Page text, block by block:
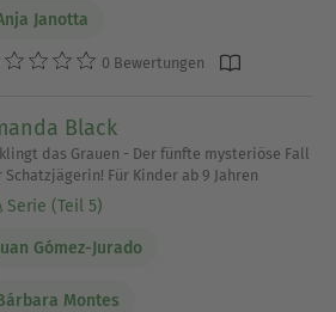
Janotta
0 Bewertungen
Black
das Grauen - Der fünfte mysteriöse Fall
Schatzjägerin! Für Kinder ab 9 Jahren
Serie (Teil 5)
Gómez-Jurado
Montes